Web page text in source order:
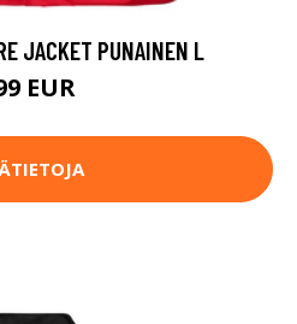
JACKET PUNAINEN L
EUR